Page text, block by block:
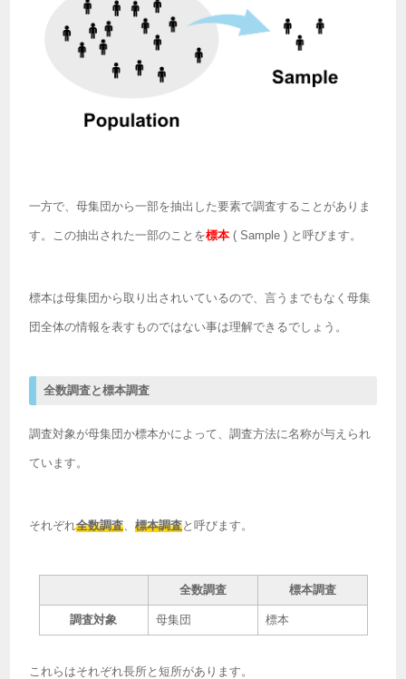
一方で、母集団から一部を抽出した要素で調査することがありま
す。この抽出された一部のことを標本 ( Sample ) と呼びます。
標本は母集団から取り出されいているので、言うまでもなく母集
団全体の情報を表すものではない事は理解できるでしょう。
全数調査と標本調査
調査対象が母集団か標本かによって、調査方法に名称が与えられ
ています。
それぞれ全数調査、標本調査と呼びます。
全数調査 標本調査
調査対象 母集団 標本
これらはそれぞれ長所と短所があります。